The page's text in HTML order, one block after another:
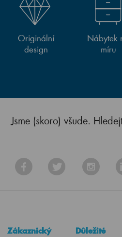
Originální
design
Nábytek
míru
Jsme (skoro) všude.
Zákaznický
Důležité